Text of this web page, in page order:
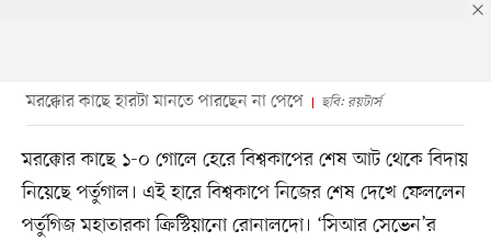
মরক্কোর কাছে হারটা মানতে পারছেন না পেপে ছবি: রয়টার্স
মরক্কোর কাছে ১-০ গোলে হেরে বিশ্বকাপের শেষ আট থেকে বিদায়
নিয়েছে পর্তুগাল। এই হারে বিশ্বকাপে নিজের শেষ দেখে ফেললেন
পর্তুগিজ মহাতারকা ক্রিস্টিয়ানো রোনালদো। ‘সিআর সেভেন’র